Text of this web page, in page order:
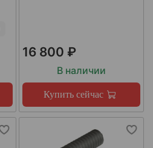
16 800 ₽
В наличии
Купить сейчас